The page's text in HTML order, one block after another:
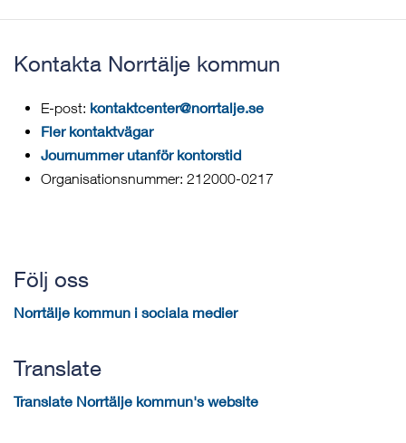
Kontakta Norrtälje kommun
E-post: kontaktcenter@norrtalje.se
Fler kontaktvägar
Journummer utanför kontorstid
Organisationsnummer: 212000-0217
Följ oss
Norrtälje kommun i sociala medier
Translate
Translate Norrtälje kommun's website